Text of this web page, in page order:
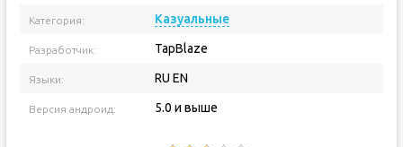
Категория: Казуальные
Разработчик: TapBlaze
Языки: RU EN
Версия андроид: 5.0 и выше